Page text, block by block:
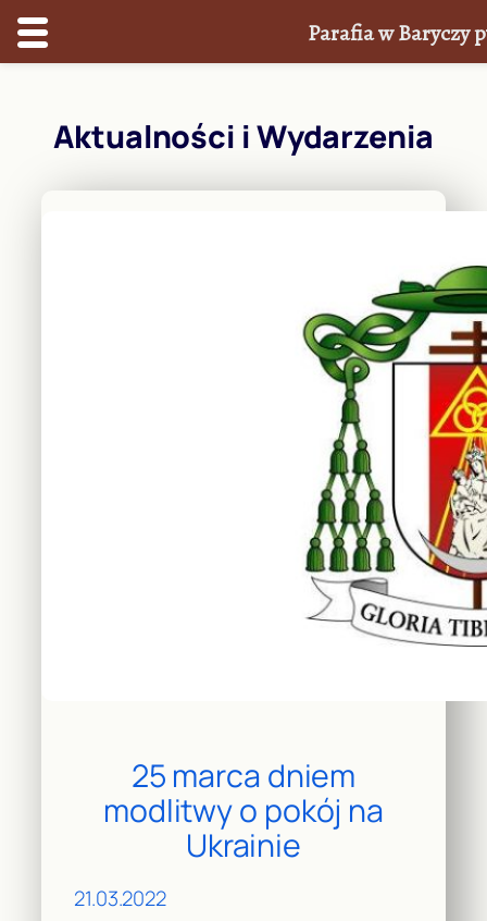
treściAktualności i Wydarzenia
25 marca dniem
modlitwy o pokój na
Ukrainie
21.03.2022
Parafia w Baryczy